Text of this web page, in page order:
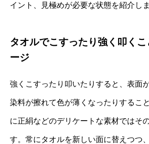
イント、見極めが必要な状態を紹介しま
タオルでこすったり強く叩く
ージ
強くこすったり叩いたりすると、表面
染料が擦れて色が薄くなったりするこ
に正絹などのデリケートな素材ではそ
す。常にタオルを新しい面に替えつつ